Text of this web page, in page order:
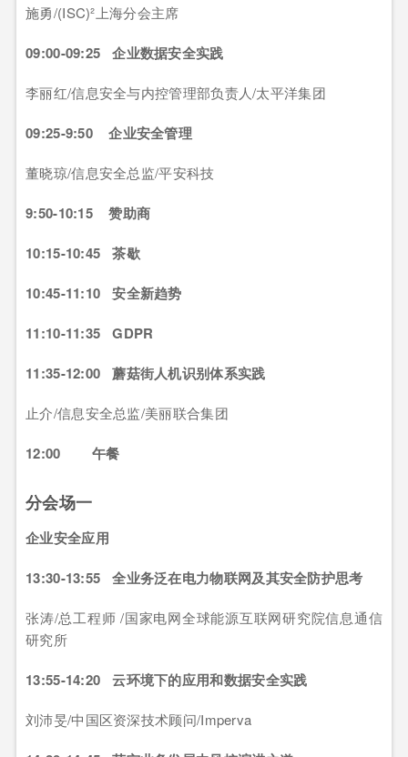
施勇/(ISC)²上海分会主席
09:00-09:25 企业数据安全实践
李丽红/信息安全与内控管理部负责人/太平洋集团
09:25-9:50 企业安全管理
董晓琼/信息安全总监/平安科技
9:50-10:15 赞助商
10:15-10:45 茶歇
10:45-11:10 安全新趋势
11:10-11:35 GDPR
11:35-12:00 蘑菇街人机识别体系实践
止介/信息安全总监/美丽联合集团
12:00 午餐
分会场一
企业安全应用
13:30-13:55 全业务泛在电力物联网及其安全防护思考
张涛/总工程师 /国家电网全球能源互联网研究院信息通信
研究所
13:55-14:20 云环境下的应用和数据安全实践
刘沛旻/中国区资深技术顾问/Imperva